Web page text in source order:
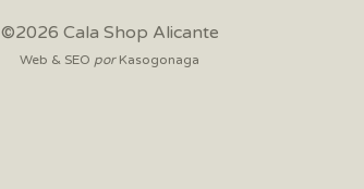
©2026 Cala Shop Alicante
Web & SEO por Kasogonaga